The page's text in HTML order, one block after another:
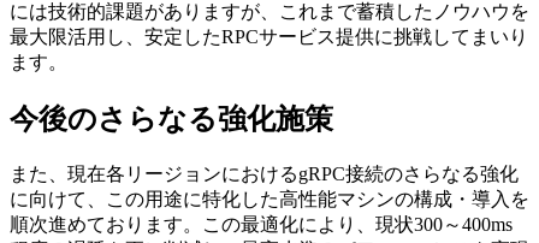
には技術的課題がありますが、これまで蓄積したノウハウを
最大限活用し、安定したRPCサービス提供に挑戦してまいり
ます。
今後のさらなる強化施策
また、現在各リージョンにおけるgRPC接続のさらなる強化
に向けて、この用途に特化した高性能マシンの構成・導入を
順次進めております。この最適化により、現状300～400ms